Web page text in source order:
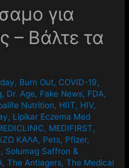
για
– Βάλτε τα
, Burn Out, COVID-19,
, Dr. Age, Fake News, FDA,
Nutrition, HIIT, HIV,
, Lipikar Eczema Med
, MEDIFIRST,
ΚΑΛΑ, Pets, Pfizer,
, Solumag Saffron &
,The Antiagers,The Medical